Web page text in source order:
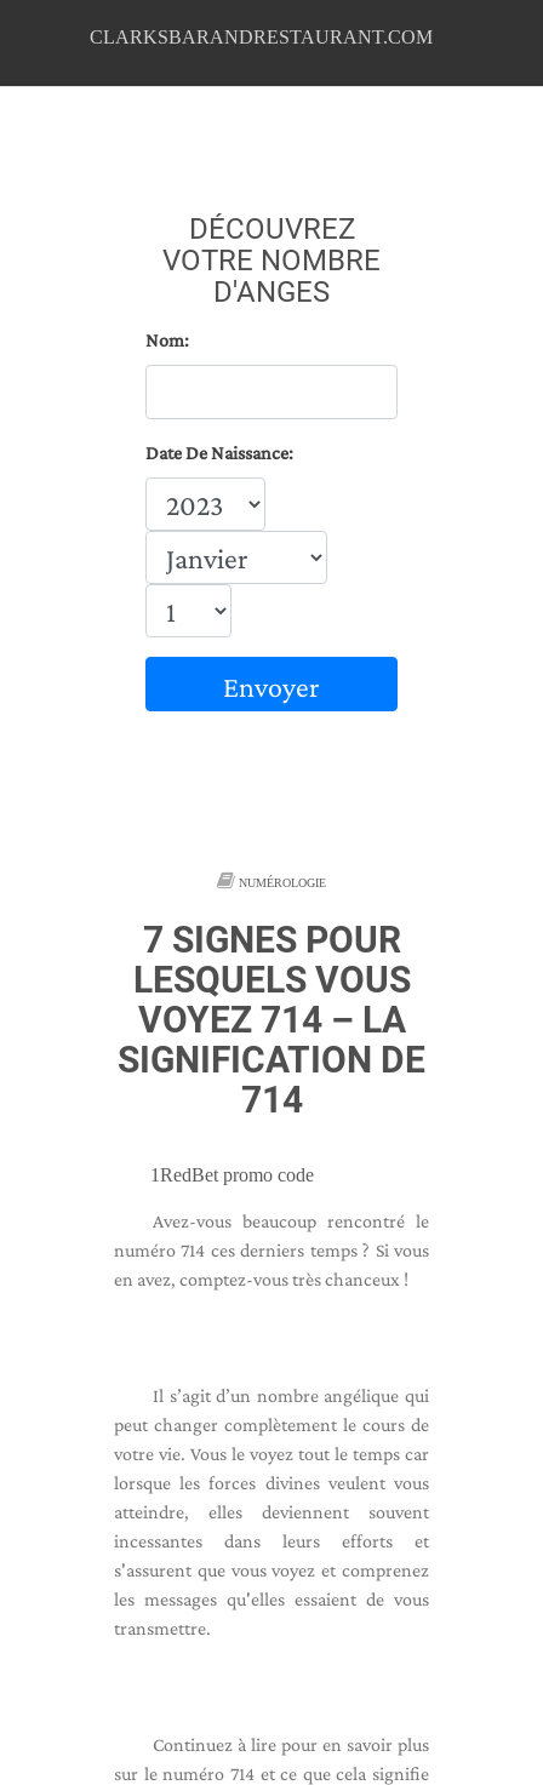
CLARKSBARANDRESTAURANT.COM
DÉCOUVREZ
VOTRE NOMBRE
D'ANGES
Nom:
Date De Naissance:
Envoyer
NUMÉROLOGIE
7 SIGNES POUR
LESQUELS VOUS
VOYEZ 714 – LA
SIGNIFICATION DE
714
1RedBet promo code
Avez-vous beaucoup rencontré le
numéro 714 ces derniers temps ? Si vous
en avez, comptez-vous très chanceux !
Il s’agit d’un nombre angélique qui
peut changer complètement le cours de
votre vie. Vous le voyez tout le temps car
lorsque les forces divines veulent vous
atteindre, elles deviennent souvent
incessantes dans leurs efforts et
s'assurent que vous voyez et comprenez
les messages qu'elles essaient de vous
transmettre.
Continuez à lire pour en savoir plus
sur le numéro 714 et ce que cela signifie